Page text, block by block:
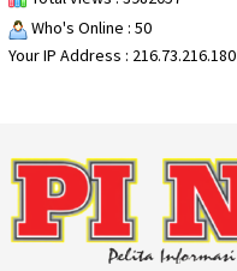
Who's Online : 50
Your IP Address : 216.73.216.180